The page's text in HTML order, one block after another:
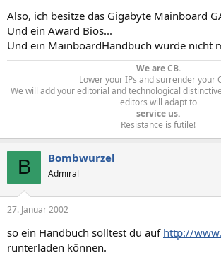
Also, ich besitze das Gigabyte Mainboard
Und ein Award Bios...
Und ein MainboardHandbuch wurde nicht
We are CB.
Lower your IPs and surrender your
We will add your editorial and technological
editors will adapt to
service us.
Resistance is futile!​
B Bombwurzel
Admiral
27. Januar 2002
so ein Handbuch solltest du auf http://
runterladen können.